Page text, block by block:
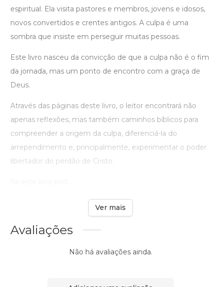
espiritual. Ela visita pastores e membros, jovens e idosos,
novos convertidos e crentes antigos. A culpa é uma
sombra que insiste em perseguir muitas pessoas.
Este livro nasceu da convicção de que a culpa não é o fim
da jornada, mas um ponto de encontro com a graça de
Deus.
Através das páginas deste livro, o leitor encontrará não
apenas reflexões, mas também caminhos bíblicos para
compreender a origem da culpa, diferenciá-la do
arrependimento e, principalmente, experimentar o poder
libertador do perdão de Cristo.
Ver mais
Avaliações
Não há avaliações ainda.